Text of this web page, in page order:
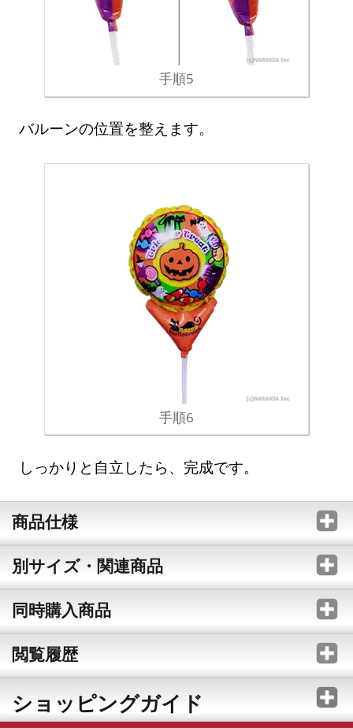
手順5
バルーンの位置を整えます。
手順6
しっかりと自立したら、完成です。
商品仕様
別サイズ・関連商品
同時購入商品
閲覧履歴
ショッピングガイド